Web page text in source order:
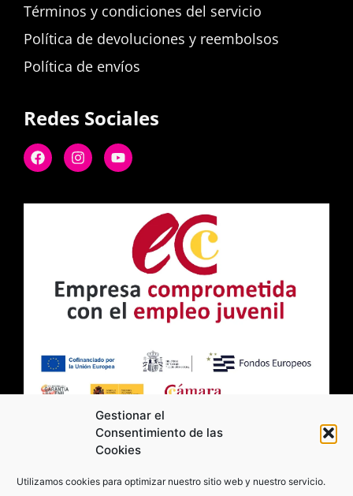
Gestionar el
Consentimiento de las
Cookies
Utilizamos cookies para optimizar nuestro sitio web y nuestro servicio.
Términos y condiciones del servicio
Política de devoluciones y reembolsos
Política de envíos
Redes Sociales
2026 Moviltick technologies. Todos los